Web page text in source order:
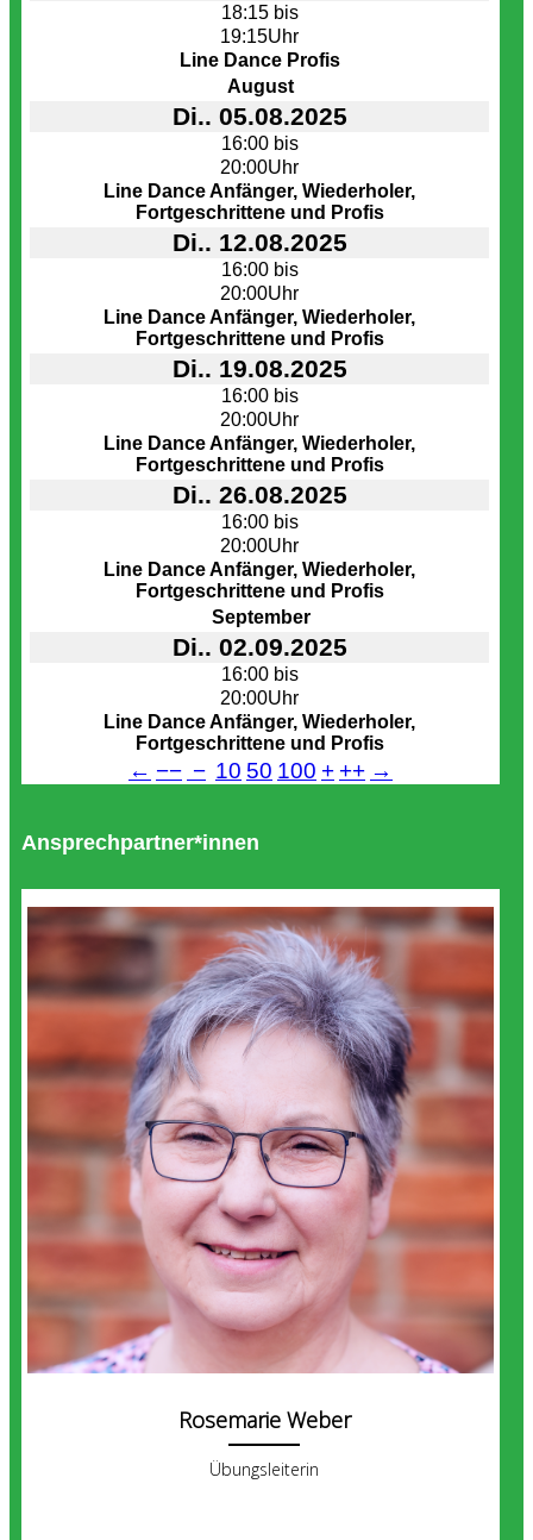
18:15 bis
19:15Uhr
Line Dance Profis
August
Di.. 05.08.2025
16:00 bis
20:00Uhr
Line Dance Anfänger, Wiederholer,
Fortgeschrittene und Profis
Di.. 12.08.2025
16:00 bis
20:00Uhr
Line Dance Anfänger, Wiederholer,
Fortgeschrittene und Profis
Di.. 19.08.2025
16:00 bis
20:00Uhr
Line Dance Anfänger, Wiederholer,
Fortgeschrittene und Profis
Di.. 26.08.2025
16:00 bis
20:00Uhr
Line Dance Anfänger, Wiederholer,
Fortgeschrittene und Profis
September
Di.. 02.09.2025
16:00 bis
20:00Uhr
Line Dance Anfänger, Wiederholer,
Fortgeschrittene und Profis
← −− − 10 50 100 + ++ →
Ansprechpartner*innen
Rosemarie Weber
Übungsleiterin